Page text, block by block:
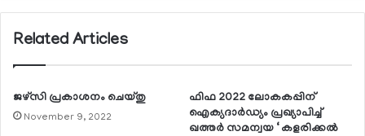
Related Articles
ജഴ്‌സി പ്രകാശനം ചെയ്തു
November 9, 2022
ഫിഫ 2022 ലോകകപ്പിന്
ഐക്യദാര്‍ഡ്യം പ്രഖ്യാപിച്ച്
ഖത്തര്‍ സമന്വയ ‘ കളരിക്കല്‍